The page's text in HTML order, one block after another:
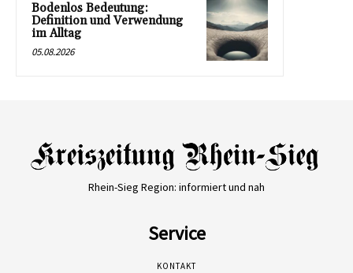
Bodenlos Bedeutung:
Definition und Verwendung
im Alltag
05.08.2026
Rhein-Sieg Region: informiert und nah
Service
KONTAKT